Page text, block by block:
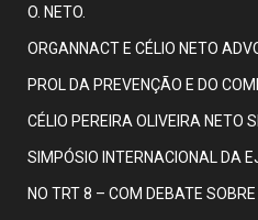
O. NETO.
ORGANNACT E CÉLIO NETO
PROL DA PREVENÇÃO E DO
CÉLIO PEREIRA OLIVEIRA NETO
SIMPÓSIO INTERNACIONAL DA
NO TRT 8 – COM DEBATE